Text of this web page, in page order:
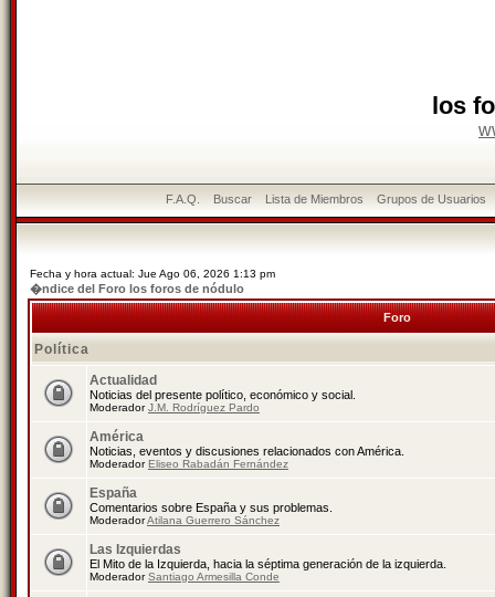
los
F.A.Q. Buscar Lista de Miembros Grupos de Usuarios
Fecha y hora actual: Jue Ago 06, 2026 1:13 pm
�ndice del Foro los foros de nódulo
Foro
Política
Actualidad
Noticias del presente político, económico y social.
ModeradorJ.M. Rodríguez Pardo
América
Noticias, eventos y discusiones relacionados con América.
ModeradorEliseo Rabadán Fernández
España
Comentarios sobre España y sus problemas.
ModeradorAtilana Guerrero Sánchez
Las Izquierdas
El Mito de la Izquierda, hacia la séptima generación de la izquierda.
ModeradorSantiago Armesilla Conde